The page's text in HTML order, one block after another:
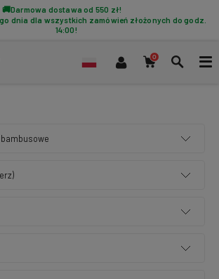
Darmowa dostawa od 550 zł!
dnia dla wszystkich zamówień złożonych do godz.
14:00!